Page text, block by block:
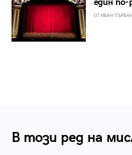
един по-
ОТ ИВАН
В този ред на